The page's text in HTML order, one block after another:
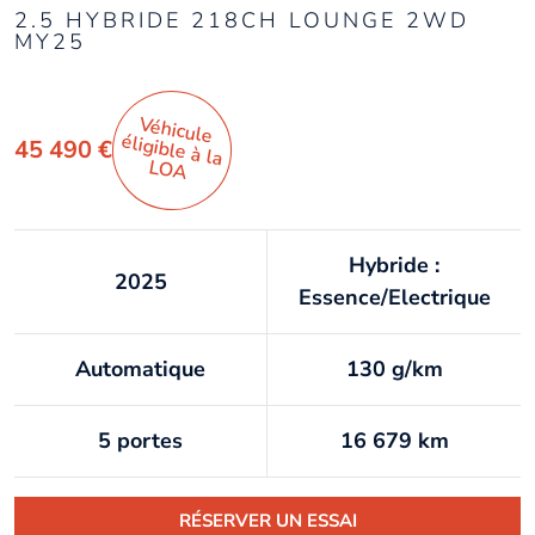
2.5 HYBRIDE 218CH LOUNGE 2WD
MY25
45 490 €
Véhicule
éligible à la
LO
A
2025
Hybride :
Essence/Electrique
Automatique 130 g/km
5 portes 16 679 km
RÉSERVER UN ESSAI